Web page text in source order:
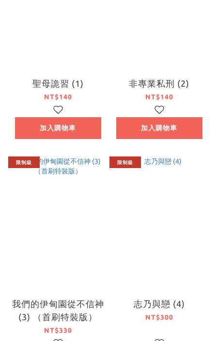
聖母詭習 (1)
NT$140
加入購物車
非專業私刑 (2)
NT$140
加入購物車
限制級
我們的伊甸園從不信神
(3) （首刷特裝版）
NT$330
限制級
志乃與戀 (4)
NT$300